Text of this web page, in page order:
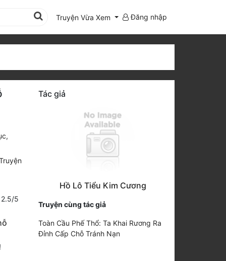
Truyện Vừa Xem Đăng nhập
2.5/5
Tác giả
Hồ Lô Tiểu Kim Cương
Truyện cùng tác giả
Toàn Cầu Phế Thổ: Ta Khai Rương Ra
Đỉnh Cấp Chỗ Tránh Nạn